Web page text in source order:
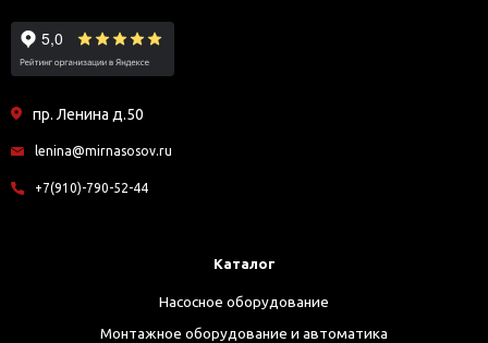
пр. Ленина д.50
lenina@mirnasosov.ru
+7(910)-790-52-44
Каталог
Насосное оборудование
Монтажное оборудование и автоматика